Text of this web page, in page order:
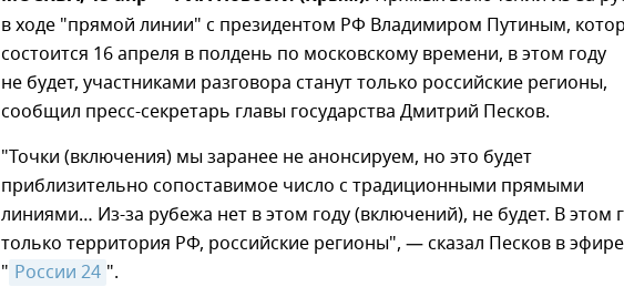
в ходе "прямой линии" с президентом РФ Владимиром Путиным,
состоится 16 апреля в полдень по московскому времени, в этом году
не будет, участниками разговора станут только российские регионы,
сообщил пресс-секретарь главы государства Дмитрий Песков.
"Точки (включения) мы заранее не анонсируем, но это будет
приблизительно сопоставимое число с традиционными прямыми
линиями… Из-за рубежа нет в этом году (включений), не будет. В этом
только территория РФ, российские регионы", — сказал Песков в эфире
" России 24 ".